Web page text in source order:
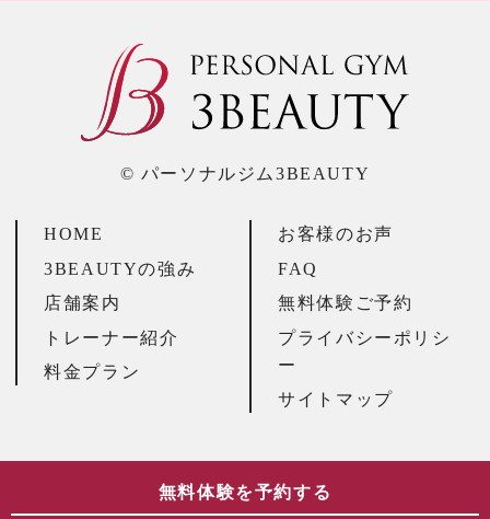
© パーソナルジム3BEAUTY
HOME
3BEAUTYの強み
店舗案内
トレーナー紹介
料金プラン
お客様のお声
FAQ
無料体験ご予約
プライバシーポリシ
ー
サイトマップ
無料体験を予約する